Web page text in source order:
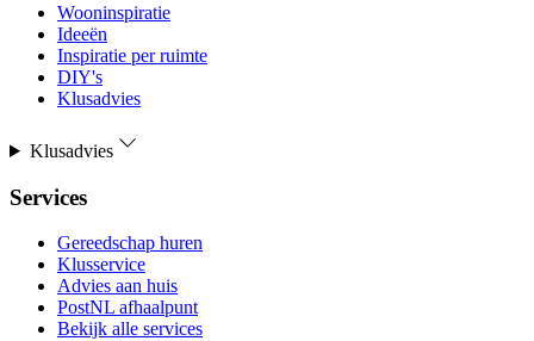
Wooninspiratie
Ideeën
Inspiratie per ruimte
DIY's
Klusadvies
Klusadvies
Services
Gereedschap huren
Klusservice
Advies aan huis
PostNL afhaalpunt
Bekijk alle services